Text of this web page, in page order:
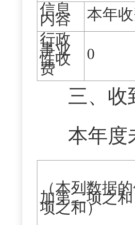
信息
内容
本年
行政
事业
性收
费
0
三、收
本年度
（本列数据
加第二项之
项之和）